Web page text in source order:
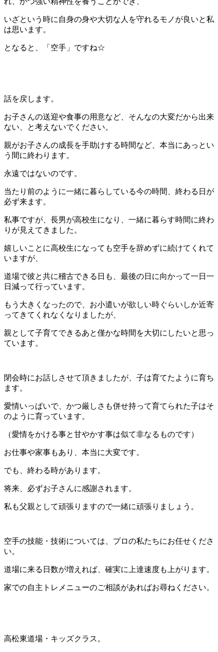
いざという時に自身の身や大切な人を守れるモノが良いと私
は思います。
となると、「空手」ですね☆
話を戻します。
お子さんの送迎や食事の用意など、そんなの大変だから出来
ない、と考えないでください。
親がお子さんの成長を手助けする時間など、本当にあっとい
う間に終わります。
永遠ではないのです。
当たり前のように一緒に暮らしている今の時間、終わる日が
必ず来ます。
私事ですが、長男が高校生になり、一緒に暮らす時間に終わ
りが見えてきました。
嬉しいことに高校生になっても空手を辞めずに続けてくれて
いますが、
道場で彼と共に稽古できる日も、最後の日に向かって一日一
日減って行っています。
もう大きくなったので、お小遣いが欲しい時ぐらいしか近寄
ってきてくれなくなりましたが、
親として子育てできるあと僅かな時間を大切にしたいと思っ
ています。
閉会時にお話しさせて頂きましたが、子は育てたように育ち
ます。
愛情いっぱいで、かつ厳しさも併せ持って育てられた子はそ
のように育っています。
（愛情をかける事と甘やかす事は似て非なるものです）
お仕事や家事もあり、本当に大変です。
でも、終わる時があります。
将来、必ずお子さんに感謝されます。
私も父親として頑張りますので一緒に頑張りましょう。
空手の技能・技術については、プロの私たちにお任せくださ
い。
道場に来る日数が増えれば、確実に上達速度も上がります。
家での自主トレメニューのご相談があればお尋ねください。
高松東道場・キッズクラス。